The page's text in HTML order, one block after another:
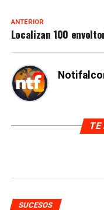
ANTERIOR
Localizan 100
TE
SUCESOS